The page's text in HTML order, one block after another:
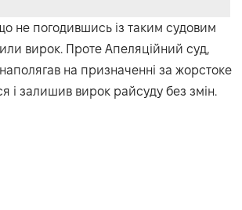
не погодившись із таким судовим
вирок. Проте Апеляційний суд,
на призначенні за жорстоке
і залишив вирок райсуду без змін.